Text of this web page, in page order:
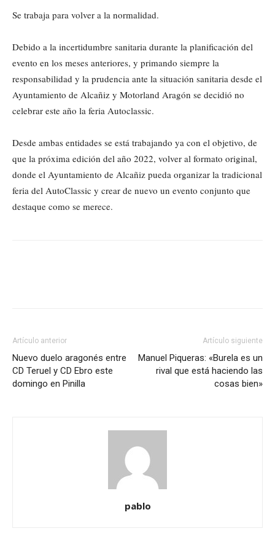
Se trabaja para volver a la normalidad.
Debido a la incertidumbre sanitaria durante la planificación del
evento en los meses anteriores, y primando siempre la
responsabilidad y la prudencia ante la situación sanitaria desde el
Ayuntamiento de Alcañiz y Motorland Aragón se decidió no
celebrar este año la feria Autoclassic.
Desde ambas entidades se está trabajando ya con el objetivo, de
que la próxima edición del año 2022, volver al formato original,
donde el Ayuntamiento de Alcañiz pueda organizar la tradicional
feria del AutoClassic y crear de nuevo un evento conjunto que
destaque como se merece.
Artículo anterior
Nuevo duelo aragonés entre
CD Teruel y CD Ebro este
domingo en Pinilla
Artículo siguiente
Manuel Piqueras: «Burela es un
rival que está haciendo las
cosas bien»
pablo